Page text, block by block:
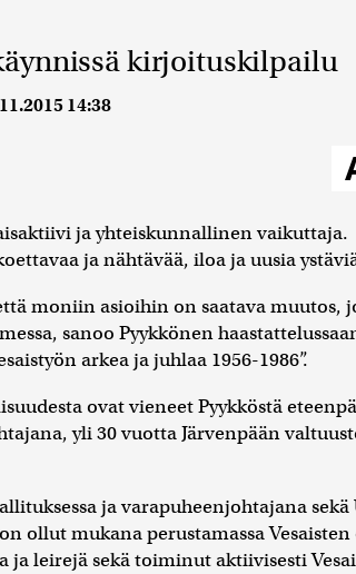
kirjoituskilpailu
14:38
ja yhteiskunnallinen vaikuttaja.
ja nähtävää, iloa ja uusia
moniin asioihin on saatava muutos,
sanoo Pyykkönen
arkea ja juhlaa 1956-1986”.
ovat vieneet Pyykköstä
yli 30 vuotta Järvenpään
ja varapuheenjohtajana
ollut mukana perustamassa Vesaisten
ja leirejä sekä toiminut aktiivisesti